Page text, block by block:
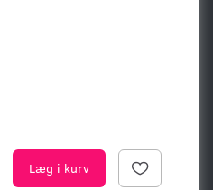
Læg i kurv